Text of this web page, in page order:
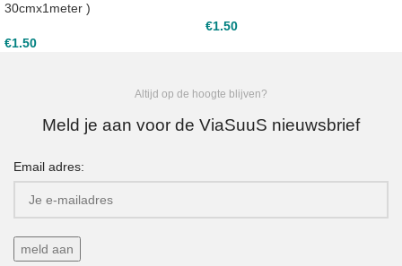
30cmx1meter )
€1.50
€1.50
Altijd op de hoogte blijven?
Meld je aan voor de ViaSuuS nieuwsbrief
Email adres: